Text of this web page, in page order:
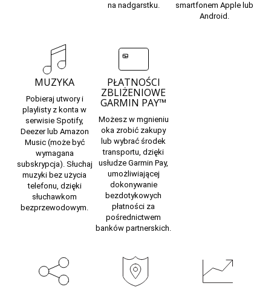
na nadgarstku.
smartfonem Apple lub
Android.
MUZYKA
Pobieraj utwory i
playlisty z konta w
serwisie Spotify,
Deezer lub Amazon
Music (może być
wymagana
subskrypcja). Słuchaj
muzyki bez użycia
telefonu, dzięki
słuchawkom
bezprzewodowym.
PŁATNOŚCI
ZBLIŻENIOWE
GARMIN PAY™
Możesz w mgnieniu
oka zrobić zakupy
lub wybrać środek
transportu, dzięki
usłudze Garmin Pay,
umożliwiającej
dokonywanie
bezdotykowych
płatności za
pośrednictwem
banków partnerskich.